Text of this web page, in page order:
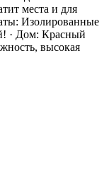
места и для
Изолированные
· Дом: Красный
высокая